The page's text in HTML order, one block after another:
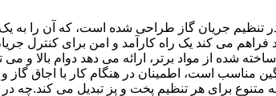
در تنظیم جریان گاز طراحی شده است، که آن را
می کند یک راه کارآمد و امن برای کنترل
شده از مواد برتر، ارائه می دهد دوام بالا و می
مناسب است، اطمینان در هنگام کار با اجاق گاز
متنوع برای هر تنظیم پخت و پز تبدیل می کند.چه